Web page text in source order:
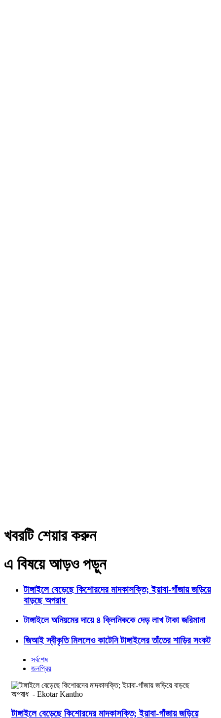
খবরটি শেয়ার করুন
এ বিষয়ে আড়ও পড়ুন
টাঙ্গাইলে বেড়েছে কিশোরদের মাদকাসক্তি; ইয়াবা-গাঁজায় জড়িয়ে
বাড়ছে অপরাধ
টাঙ্গাইলে অনিয়মের দায়ে ৪ ক্লিনিককে দেড় লাখ টাকা জরিমানা
জিআই স্বীকৃতি মিললেও কাটেনি টাঙ্গাইলের তাঁতের শাড়ির সংকট
সর্বশেষ
জনপ্রিয়
টাঙ্গাইলে বেড়েছে কিশোরদের মাদকাসক্তি; ইয়াবা-গাঁজায় জড়িয়ে